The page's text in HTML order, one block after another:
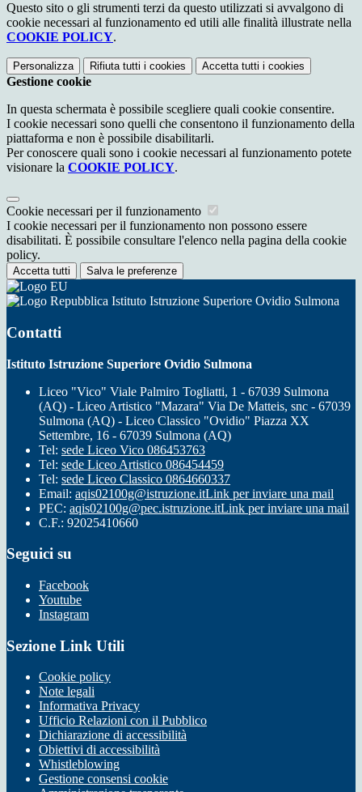
Questo sito o gli strumenti terzi da questo utilizzati si avvalgono di
cookie necessari al funzionamento ed utili alle finalità illustrate nella
COOKIE POLICY.
Personalizza Rifiuta tutti i cookies Accetta tutti i cookies
Gestione cookie
In questa schermata è possibile scegliere quali cookie consentire.
I cookie necessari sono quelli che consentono il funzionamento della
piattaforma e non è possibile disabilitarli.
Per conoscere quali sono i cookie necessari al funzionamento potete
visionare la COOKIE POLICY.
Cookie necessari per il funzionamento
I cookie necessari per il funzionamento non possono essere
disabilitati. È possibile consultare l'elenco nella pagina della cookie
policy.
Accetta tutti Salva le preferenze
Istituto Istruzione Superiore Ovidio Sulmona
Contatti
Istituto Istruzione Superiore Ovidio Sulmona
Liceo "Vico" Viale Palmiro Togliatti, 1 - 67039 Sulmona
(AQ) - Liceo Artistico "Mazara" Via De Matteis, snc - 67039
Sulmona (AQ) - Liceo Classico "Ovidio" Piazza XX
Settembre, 16 - 67039 Sulmona (AQ)
Tel: sede Liceo Vico 086453763
Tel: sede Liceo Artistico 086454459
Tel: sede Liceo Classico 0864660337
Email: aqis02100g@istruzione.itLink per inviare una mail
PEC: aqis02100g@pec.istruzione.itLink per inviare una mail
C.F.: 92025410660
Seguici su
Facebook
Youtube
Instagram
Sezione Link Utili
Cookie policy
Note legali
Informativa Privacy
Ufficio Relazioni con il Pubblico
Dichiarazione di accessibilità
Obiettivi di accessibilità
Whistleblowing
Gestione consensi cookie